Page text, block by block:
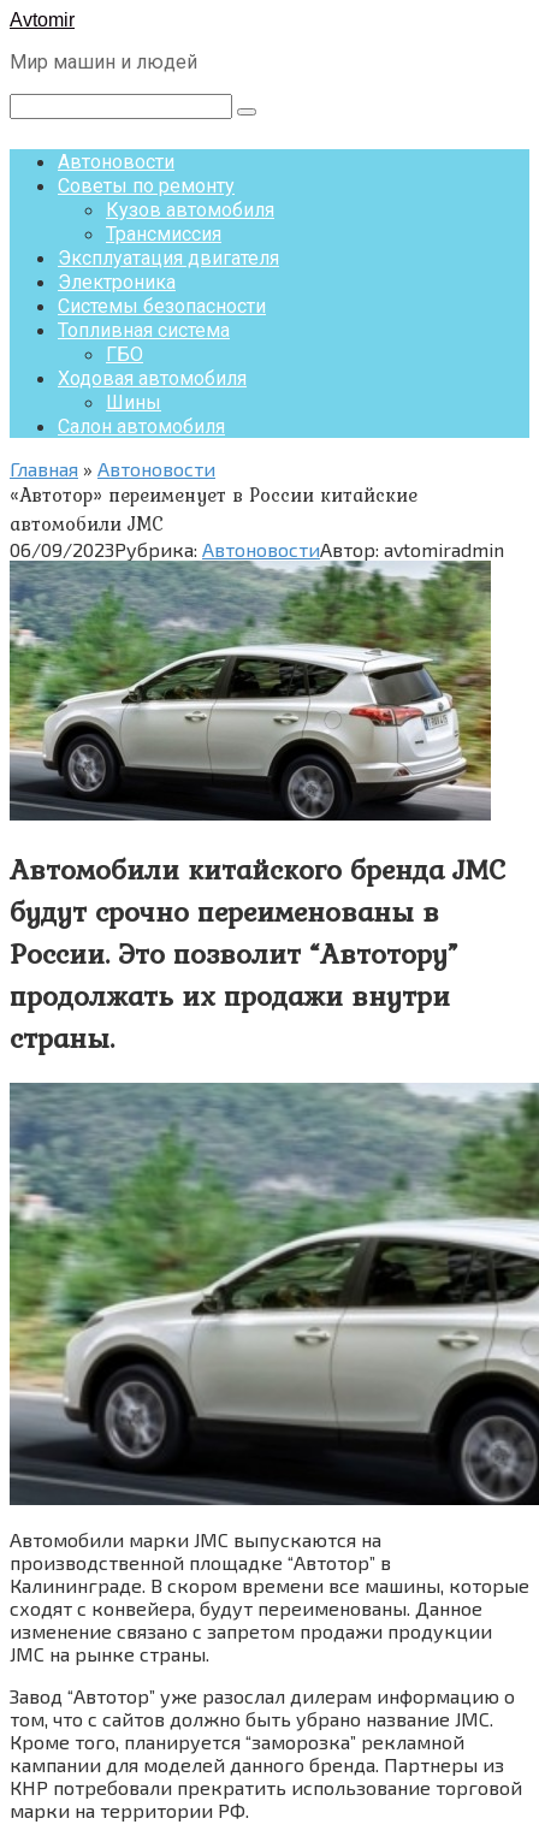
Перейти
контенту
Avtomir
Мир машин и людей
Поиск:
Автоновости
Советы по ремонту
Кузов автомобиля
Трансмиссия
Эксплуатация двигателя
Электроника
Системы безопасности
Топливная система
ГБО
Ходовая автомобиля
Шины
Салон автомобиля
Главная » Автоновости
«Автотор» переименует в России китайские
автомобили JMC
06/09/2023Рубрика: АвтоновостиАвтор: avtomiradmin
Автомобили китайского бренда JMC
будут срочно переименованы в
России. Это позволит “Автотору”
продолжать их продажи внутри
страны.
Автомобили марки JMC выпускаются на
производственной площадке “Автотор” в
Калининграде. В скором времени все машины, которые
сходят с конвейера, будут переименованы. Данное
изменение связано с запретом продажи продукции
JMC на рынке страны.
Завод “Автотор” уже разослал дилерам информацию о
том, что с сайтов должно быть убрано название JMC.
Кроме того, планируется “заморозка” рекламной
кампании для моделей данного бренда. Партнеры из
КНР потребовали прекратить использование торговой
марки на территории РФ.